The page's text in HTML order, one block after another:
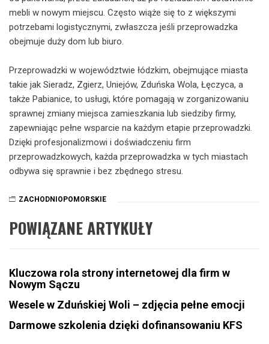
mebli w nowym miejscu. Często wiąże się to z większymi
potrzebami logistycznymi, zwłaszcza jeśli przeprowadzka
obejmuje duży dom lub biuro.
Przeprowadzki w województwie łódzkim, obejmujące miasta
takie jak Sieradz, Zgierz, Uniejów, Zduńska Wola, Łęczyca, a
także Pabianice, to usługi, które pomagają w zorganizowaniu
sprawnej zmiany miejsca zamieszkania lub siedziby firmy,
zapewniając pełne wsparcie na każdym etapie przeprowadzki.
Dzięki profesjonalizmowi i doświadczeniu firm
przeprowadzkowych, każda przeprowadzka w tych miastach
odbywa się sprawnie i bez zbędnego stresu.
ZACHODNIOPOMORSKIE
POWIĄZANE ARTYKUŁY
Kluczowa rola strony internetowej dla firm w
Nowym Sączu
Wesele w Zduńskiej Woli – zdjęcia pełne emocji
Darmowe szkolenia dzięki dofinansowaniu KFS